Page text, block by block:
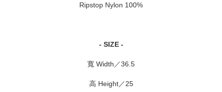
Ripstop Nylon 100%
- SIZE -
寬 Width／36.5
高 Height／25